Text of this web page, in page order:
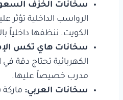
سخانات الخزف
الرواسب الداخلية
الكويت. ننظفها داخلياً
سخانات هاي تكس
الكهربائية تحتاج دقة
مدرب خصيصاً عليها.
سخانات العربي: